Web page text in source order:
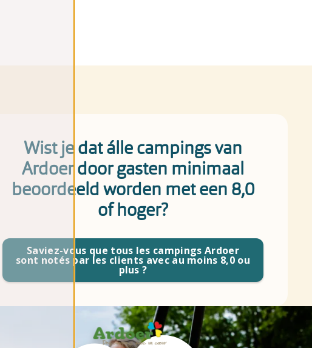
Wist je dat álle campings van
Ardoer door gasten minimaal
beoordeeld worden met een 8,0
of hoger?
Saviez-vous que tous les campings Ardoer
sont notés par les clients avec au moins 8,0 ou
plus ?